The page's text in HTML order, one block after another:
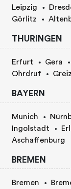
Leipzig
Görlitz
THURINGEN
Erfurt Gera
Ohrdruf
Greiz
BAYERN
Munich
Ingolstadt
Aschaffenburg
BREMEN
Bremen